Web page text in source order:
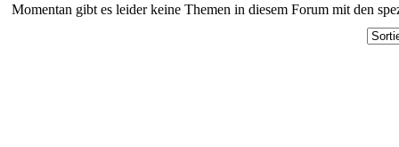
Momentan gibt es leider keine Themen in diesem Forum mit den